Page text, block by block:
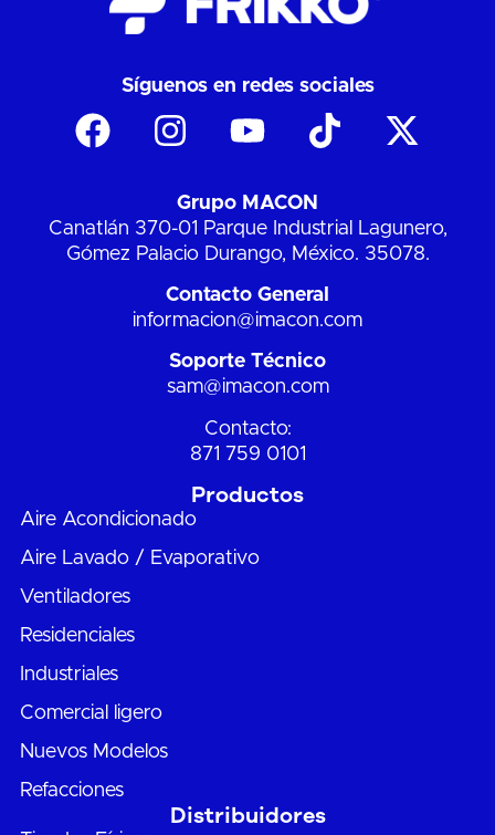
Síguenos en redes sociales
Grupo MACON
Canatlán 370-01 Parque Industrial Lagunero,
Gómez Palacio Durango, México. 35078.
Contacto General
informacion@imacon.com
Soporte Técnico
sam@imacon.com
Contacto:
871 759 0101
Productos
Aire Acondicionado
Aire Lavado / Evaporativo
Ventiladores
Residenciales
Industriales
Comercial ligero
Nuevos Modelos
Refacciones
Distribuidores